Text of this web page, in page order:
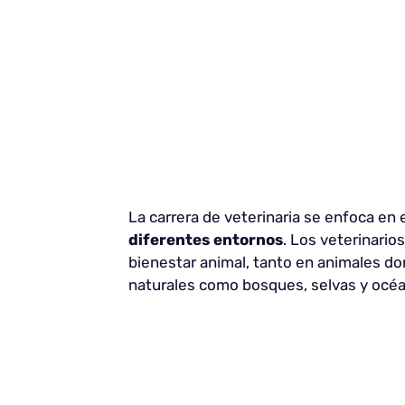
La carrera de veterinaria se enfoca en
diferentes entornos. Los
bienestar animal, tanto en animales
naturales como bosques, selvas y